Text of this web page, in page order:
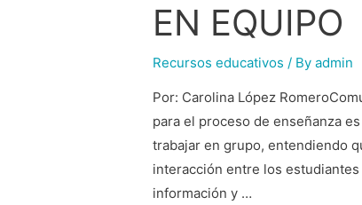
EN EQUIPO
Recursos educativos / Byadmin
Por: Carolina López
para el proceso de enseñanza
trabajar en grupo, entendiendo
interacción entre los
información y …